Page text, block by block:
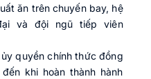
ăn trên chuyến bay, hệ
và đội ngũ tiếp viên
quyền chính thức đồng
khi hoàn thành hành